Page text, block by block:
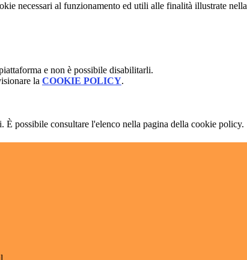
necessari al funzionamento ed utili alle finalità illustrate nella
e non è possibile disabilitarli.
la COOKIE POLICY.
È possibile consultare l'elenco nella pagina della cookie policy.